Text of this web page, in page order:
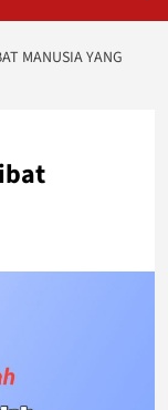
MANUSIA YANG